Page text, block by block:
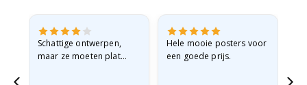
Schattige ontwerpen,
maar ze moeten plat
Hele mooie posters voor
een goede prijs.